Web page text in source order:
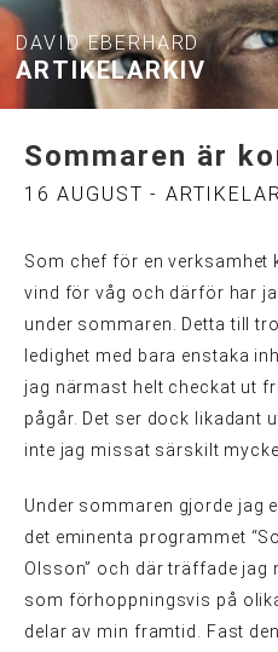
DAVID EBERHARD
ARTIKELARKIV
Sommaren är
16 AUGUST -
Som chef för en verksamhet
vind för våg och därför har
under sommaren. Detta till
ledighet med bara enstaka
jag närmast helt checkat ut
pågår. Det ser dock likadant
inte jag missat särskilt
Under sommaren gjorde jag
det eminenta programmet
Olsson” och där träffade
som förhoppningsvis på
delar av min framtid. Fast